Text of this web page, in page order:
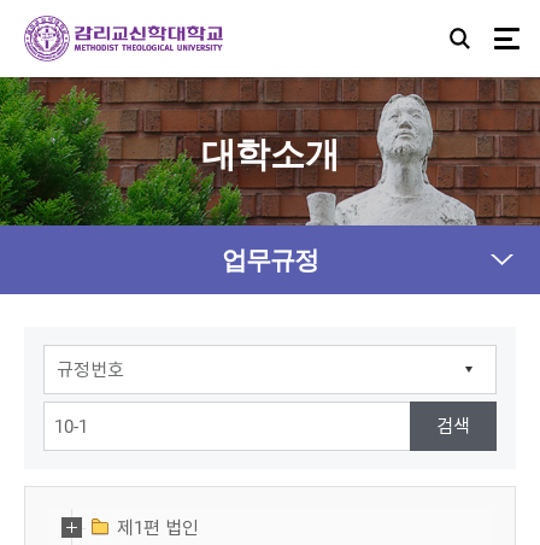
대학소개
업무규정
제1편 법인